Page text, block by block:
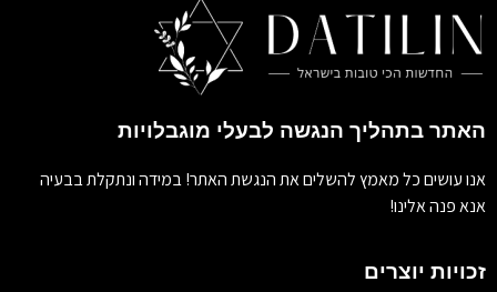
האתר בתהליך הנגשה לבעלי מוגבלויות
אנו עושים כל מאמץ להשלים את הנגשת האתר! במידה ונתקלת בבעיה
אנא פנה אלינו!
זכויות יוצרים